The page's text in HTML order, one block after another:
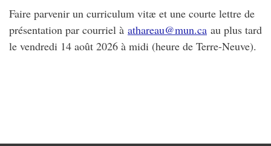
Faire parvenir un curriculum vitæ et une courte lettre de
présentation par courriel à athareau@mun.ca au plus tard
le vendredi 14 août 2026 à midi (heure de Terre-Neuve).